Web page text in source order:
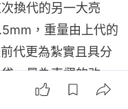
換代的另一大亮
，重量由上代的
代更為紮實且具分
。最為直觀的改
幕下方，新增了實